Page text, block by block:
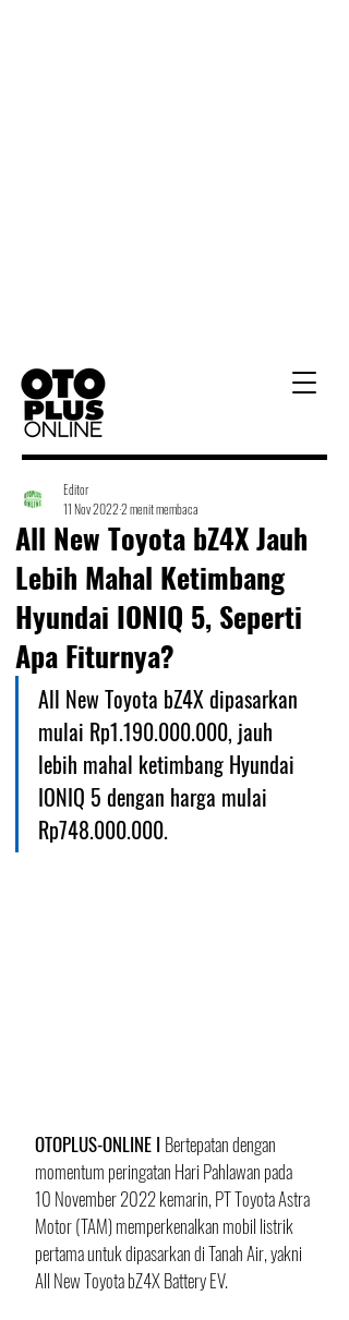
All New Toyota bZ4X Jauh
Lebih Mahal Ketimbang
Hyundai IONIQ 5, Seperti
Apa Fiturnya?
Editor
11 Nov 20222 menit membaca
All New Toyota bZ4X dipasarkan
mulai Rp1.190.000.000, jauh
lebih mahal ketimbang Hyundai
IONIQ 5 dengan harga mulai
Rp748.000.000.
OTOPLUS-ONLINE I Bertepatan dengan
momentum peringatan Hari Pahlawan pada
10 November 2022 kemarin, PT Toyota Astra
Motor (TAM) memperkenalkan mobil listrik
pertama untuk dipasarkan di Tanah Air, yakni
All New Toyota bZ4X Battery EV.